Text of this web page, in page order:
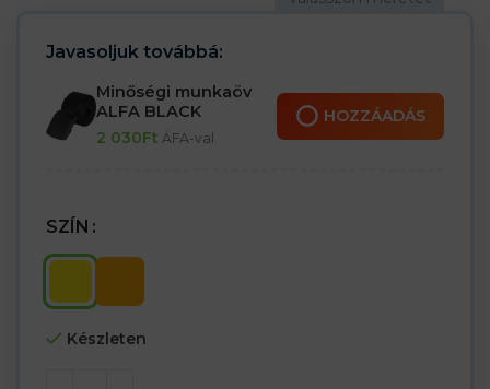
Javasoljuk továbbá:
Minőségi munkaöv
ALFA BLACK
2 030Ft ÁFA-val
HOZZÁADÁS
SZÍN
Készleten